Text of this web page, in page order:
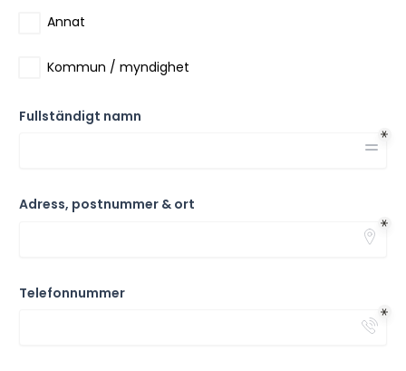
Annat
Kommun / myndighet
Fullständigt namn
Adress, postnummer & ort
Telefonnummer